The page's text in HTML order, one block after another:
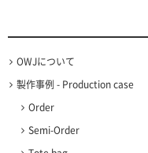
OWJについて
製作事例 - Production case
Order
Semi-Order